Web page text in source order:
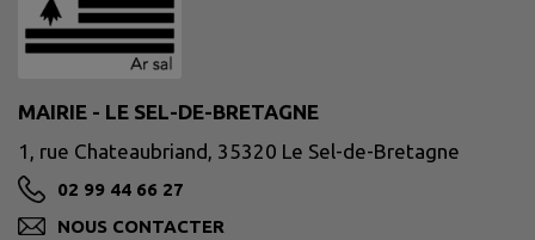
MAIRIE - LE SEL-DE-BRETAGNE
1, rue Chateaubriand, 35320 Le Sel-de-Bretagne
02 99 44 66 27
NOUS CONTACTER